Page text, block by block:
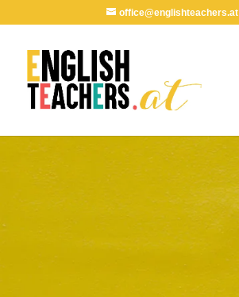
office@englishteachers.at